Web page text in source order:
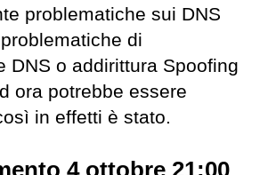
problematiche sui DNS
di
DNS o addirittura Spoofing
ora potrebbe essere
in effetti è stato.
4 ottobre 21:00